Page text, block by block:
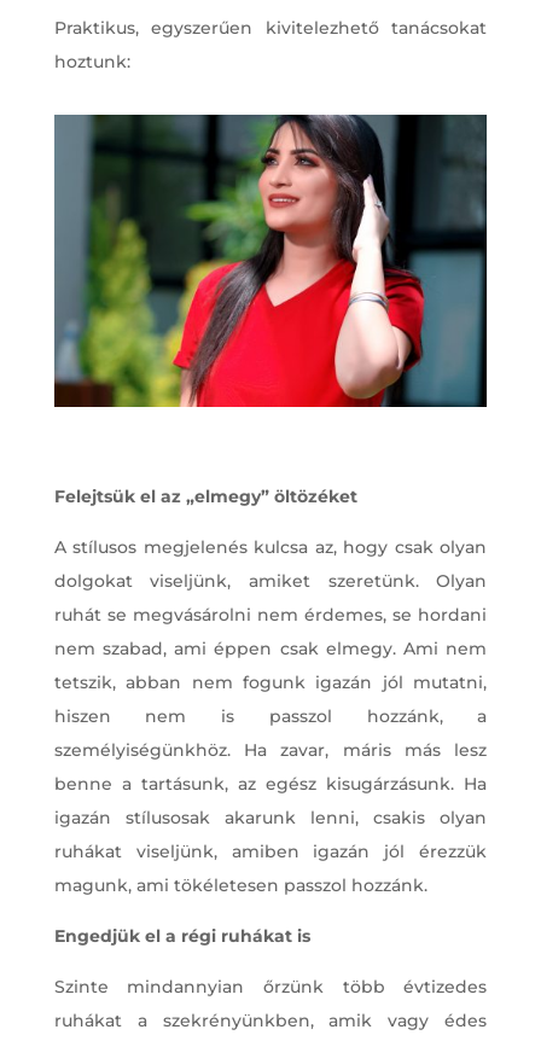
Praktikus, egyszerűen kivitelezhető tanácsokat
hoztunk:
Felejtsük el az „elmegy” öltözéket
A stílusos megjelenés kulcsa az, hogy csak olyan
dolgokat viseljünk, amiket szeretünk. Olyan
ruhát se megvásárolni nem érdemes, se hordani
nem szabad, ami éppen csak elmegy. Ami nem
tetszik, abban nem fogunk igazán jól mutatni,
hiszen nem is passzol hozzánk, a
személyiségünkhöz. Ha zavar, máris más lesz
benne a tartásunk, az egész kisugárzásunk. Ha
igazán stílusosak akarunk lenni, csakis olyan
ruhákat viseljünk, amiben igazán jól érezzük
magunk, ami tökéletesen passzol hozzánk.
Engedjük el a régi ruhákat is
Szinte mindannyian őrzünk több évtizedes
ruhákat a szekrényünkben, amik vagy édes